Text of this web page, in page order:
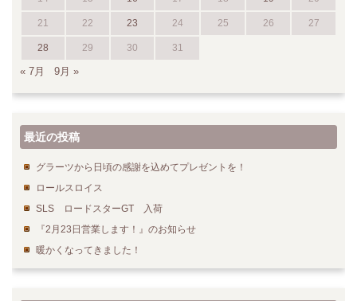
21 22 23 24 25 26 27
28 29 30 31
« 7月 9月 »
最近の投稿
グラーツから日頃の感謝を込めてプレゼントを！
ロールスロイス
SLS ロードスターGT 入荷
『2月23日営業します！』のお知らせ
暖かくなってきました！